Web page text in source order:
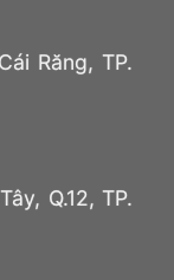
Răng, TP.
Q.12, TP.